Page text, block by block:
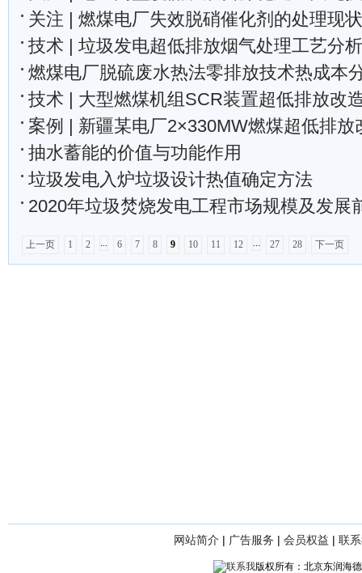
关注 | 燃煤电厂失效脱硝催化剂的处理现
技术 | 垃圾发电超低排放烟气处理工艺分析
燃煤电厂脱硫废水热法零排放技术热成本
技术 | 大型燃煤机组SCR装置超低排放改造流场
案例 | 新疆某电厂2×330MW燃煤超低排放改
抽水蓄能的价值与功能作用
垃圾发电入炉垃圾设计热值确定方法
2020年垃圾焚烧发电工程市场规模及发展
上一页 1 2 ... 6 7 8 9 10 11 12 ... 27 28 下一页
网站简介 | 广告服务 | 会员权益 | 联
版权所有：北京东润海